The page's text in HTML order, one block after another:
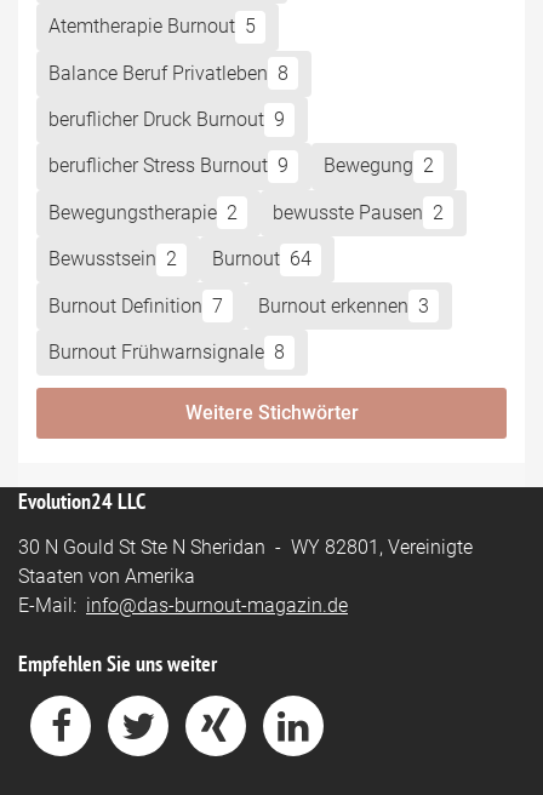
Atemtherapie Burnout 5
Balance Beruf Privatleben 8
beruflicher Druck Burnout 9
beruflicher Stress Burnout 9 Bewegung 2
Bewegungstherapie 2 bewusste Pausen 2
Bewusstsein 2 Burnout 64
Burnout Definition 7 Burnout erkennen 3
Burnout Frühwarnsignale 8
Weitere Stichwörter
Evolution24 LLC
30 N Gould St Ste N Sheridan - WY 82801, Vereinigte
Staaten von Amerika
E-Mail: info@das-burnout-magazin.de
Empfehlen Sie uns weiter